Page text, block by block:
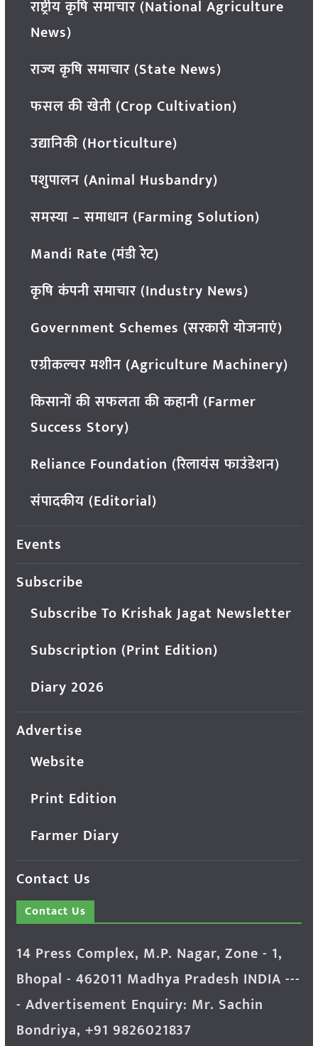
राष्ट्रीय कृषि समाचार (National Agriculture
News)
राज्य कृषि समाचार (State News)
फसल की खेती (Crop Cultivation)
उद्यानिकी (Horticulture)
पशुपालन (Animal Husbandry)
समस्या – समाधान (Farming Solution)
Mandi Rate (मंडी रेट)
कृषि कंपनी समाचार (Industry News)
Government Schemes (सरकारी योजनाएं)
एग्रीकल्चर मशीन (Agriculture Machinery)
किसानों की सफलता की कहानी (Farmer
Success Story)
Reliance Foundation (रिलायंस फाउंडेशन)
संपादकीय (Editorial)
Events
Subscribe
Subscribe To Krishak Jagat Newsletter
Subscription (Print Edition)
Diary 2026
Advertise
Website
Print Edition
Farmer Diary
Contact Us
Contact Us
14 Press Complex, M.P. Nagar, Zone - 1,
Bhopal - 462011 Madhya Pradesh INDIA ---
- Advertisement Enquiry: Mr. Sachin
Bondriya, +91 9826021837